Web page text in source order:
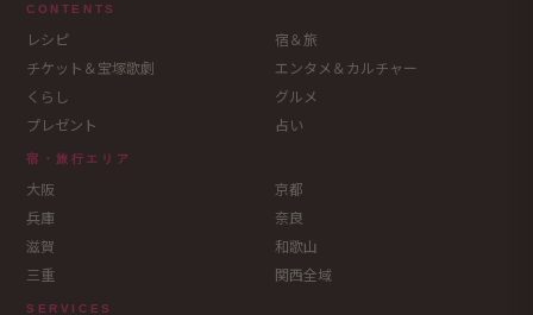
CONTENTS
レシピ
宿＆旅
チケット＆宝塚歌劇
エンタメ＆カルチャー
くらし
グルメ
プレゼント
占い
宿・旅行エリア
大阪
京都
兵庫
奈良
滋賀
和歌山
三重
関西全域
SERVICES